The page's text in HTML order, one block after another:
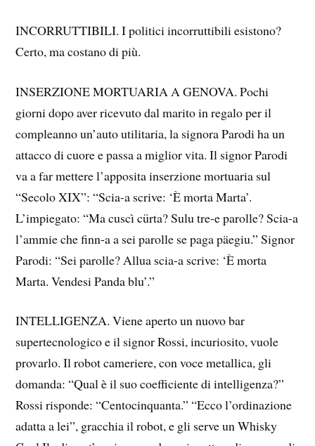
INCORRUTTIBILI. I politici incorruttibili esistono?
Certo, ma costano di più.
INSERZIONE MORTUARIA A GENOVA. Pochi
giorni dopo aver ricevuto dal marito in regalo per il
compleanno un’auto utilitaria, la signora Parodi ha un
attacco di cuore e passa a miglior vita. Il signor Parodi
va a far mettere l’apposita inserzione mortuaria sul
“Secolo XIX”: “Scia-a scrive: ‘È morta Marta’.
L’impiegato: “Ma cuscì cürta? Sulu tre-e parolle? Scia-a
l’ammie che finn-a a sei parolle se paga päegiu.” Signor
Parodi: “Sei parolle? Allua scia-a scrive: ‘È morta
Marta. Vendesi Panda blu’.”
INTELLIGENZA. Viene aperto un nuovo bar
supertecnologico e il signor Rossi, incuriosito, vuole
provarlo. Il robot cameriere, con voce metallica, gli
domanda: “Qual è il suo coefficiente di intelligenza?”
Rossi risponde: “Centocinquanta.” “Ecco l’ordinazione
adatta a lei”, gracchia il robot, e gli serve un Whisky